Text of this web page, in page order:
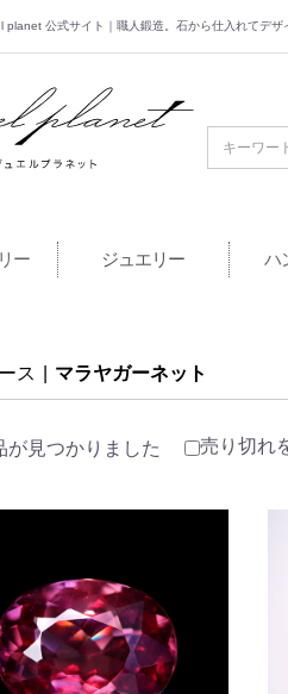
planet 公式サイト｜職人鍛造。石から仕入れてデザ
planet 公式
ー ジュエリー ハ
ス マラヤガーネット
が見つかりました 売り切れ